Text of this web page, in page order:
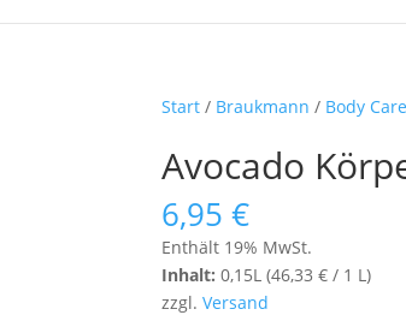
Start / Braukmann / Body Care
Avocado
6,95€
Enthält 19% MwSt.
Inhalt: 0,15L (46,33€ / 1 L)
zzgl.Versand